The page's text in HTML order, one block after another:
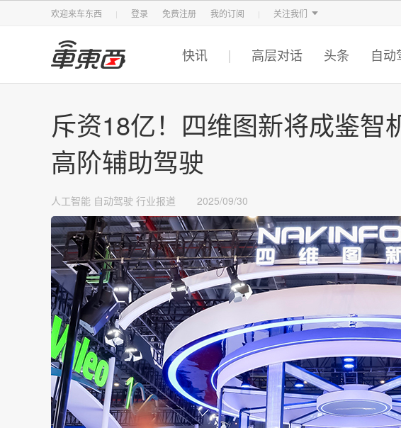
欢迎来车东西 登录 免费注册 我的订阅 关注我们
智东西 车东西 芯东西 智猩猩
快讯 高层对话 头条 自动
斥资18亿！四维图新将成鉴智
高阶辅助驾驶
人工智能 自动驾驶 行业报道 2025/09/30